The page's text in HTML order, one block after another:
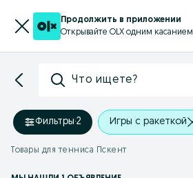
Продолжить в приложении
Открывайте OLX одним касанием
Что ищете?
Фильтры·2 Игры с ракеткой
Товары для тенниса Пскент